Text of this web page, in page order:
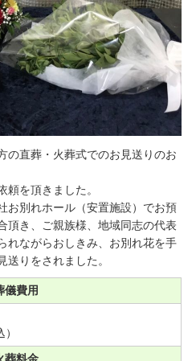
の直葬・火葬式でのお見送りのお
を頂きました。
お別れホール（安置施設）でお預
頂き、ご親族様、地域同志の代表
れながらおしきみ、お別れ花を手
送りをされました。
儀費用
葬料金